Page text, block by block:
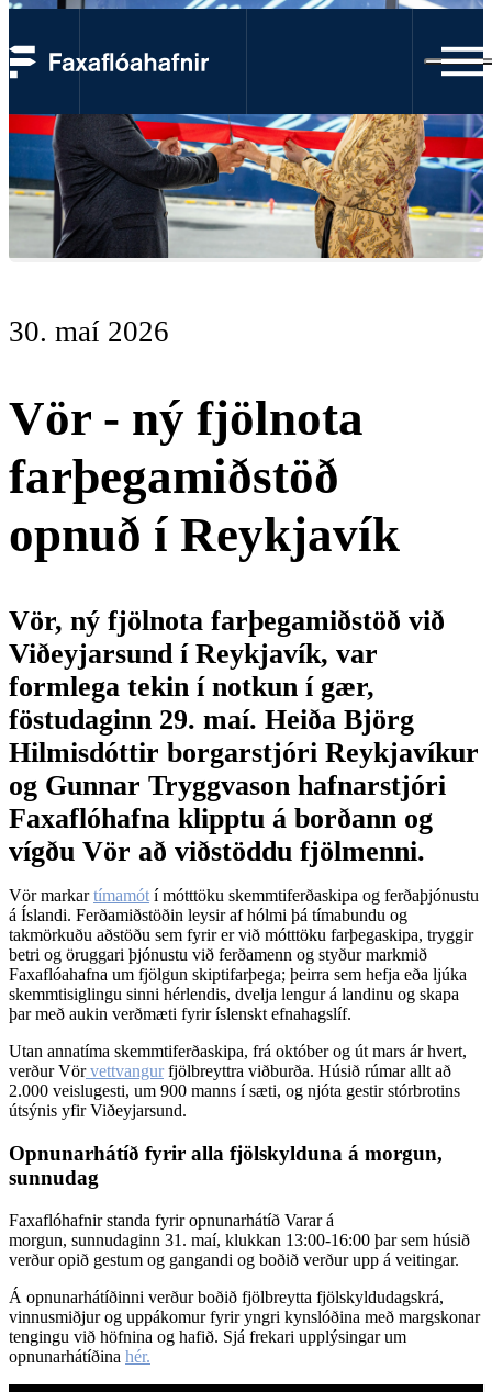
30. maí 2026
Vör - ný fjölnota
farþegamiðstöð
opnuð í Reykjavík
Vör, ný fjölnota farþegamiðstöð við
Viðeyjarsund í Reykjavík, var
formlega tekin í notkun í gær,
föstudaginn 29. maí. Heiða Björg
Hilmisdóttir borgarstjóri Reykjavíkur
og Gunnar Tryggvason hafnarstjóri
Faxaflóhafna klipptu á borðann og
vígðu Vör að viðstöddu fjölmenni.
Vör markartímamót í mótttöku skemmtiferðaskipa og ferðaþjónustu
á Íslandi. Ferðamiðstöðin leysir af hólmi þá tímabundu og
takmörkuðu aðstöðu sem fyrir er við mótttöku farþegaskipa, tryggir
betri og öruggari þjónustu við ferðamenn og styður markmið
Faxaflóahafna um fjölgun skiptifarþega; þeirra sem hefja eða ljúka
skemmtisiglingu sinni hérlendis, dvelja lengur á landinu og skapa
þar með aukin verðmæti fyrir íslenskt efnahagslíf.
Utan annatíma skemmtiferðaskipa, frá október og út mars ár hvert,
verður Vörvettvangurfjölbreyttra viðburða. Húsið rúmar allt að
2.000 veislugesti, um 900 manns í sæti, og njóta gestir stórbrotins
útsýnis yfir Viðeyjarsund.
Opnunarhátíð fyrir alla fjölskylduna á morgun,
sunnudag
Faxaflóhafnir standa fyrir opnunarhátíð Varar á
morgun, sunnudaginn 31. maí, klukkan 13:00-16:00 þar sem húsið
verður opið gestum og gangandi og boðið verður upp á veitingar.
Á opnunarhátíðinni verður boðið fjölbreytta fjölskyldudagskrá,
vinnusmiðjur og uppákomur fyrir yngri kynslóðina með margskonar
tengingu við höfnina og hafið. Sjá frekari upplýsingar um
opnunarhátíðina hér.